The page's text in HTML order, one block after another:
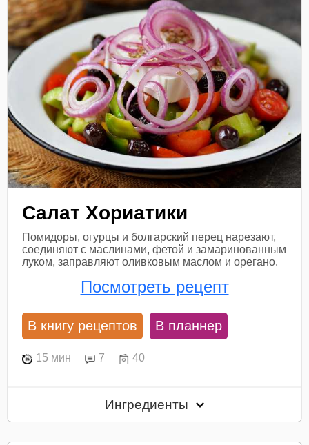
Салат Хориатики
Помидоры, огурцы и болгарский перец нарезают,
соединяют с маслинами, фетой и замаринованным
луком, заправляют оливковым маслом и орегано.
Посмотреть рецепт
В книгу рецептов В планнер
15 мин 7 40
Ингредиенты